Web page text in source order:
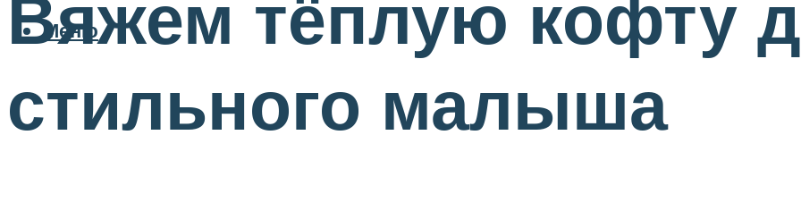
Меню
Вяжем тёплую кофту
стильного малыша